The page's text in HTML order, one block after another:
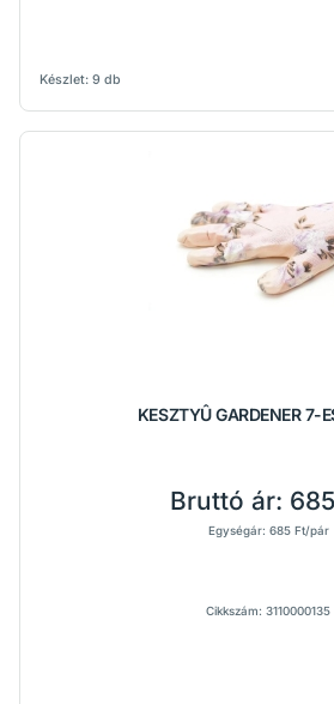
Készlet: 9 db
KESZTYÛ GARDENER 7-
Bruttó ár:
Egységár: 685 Ft/pár
Cikkszám: 3110000135